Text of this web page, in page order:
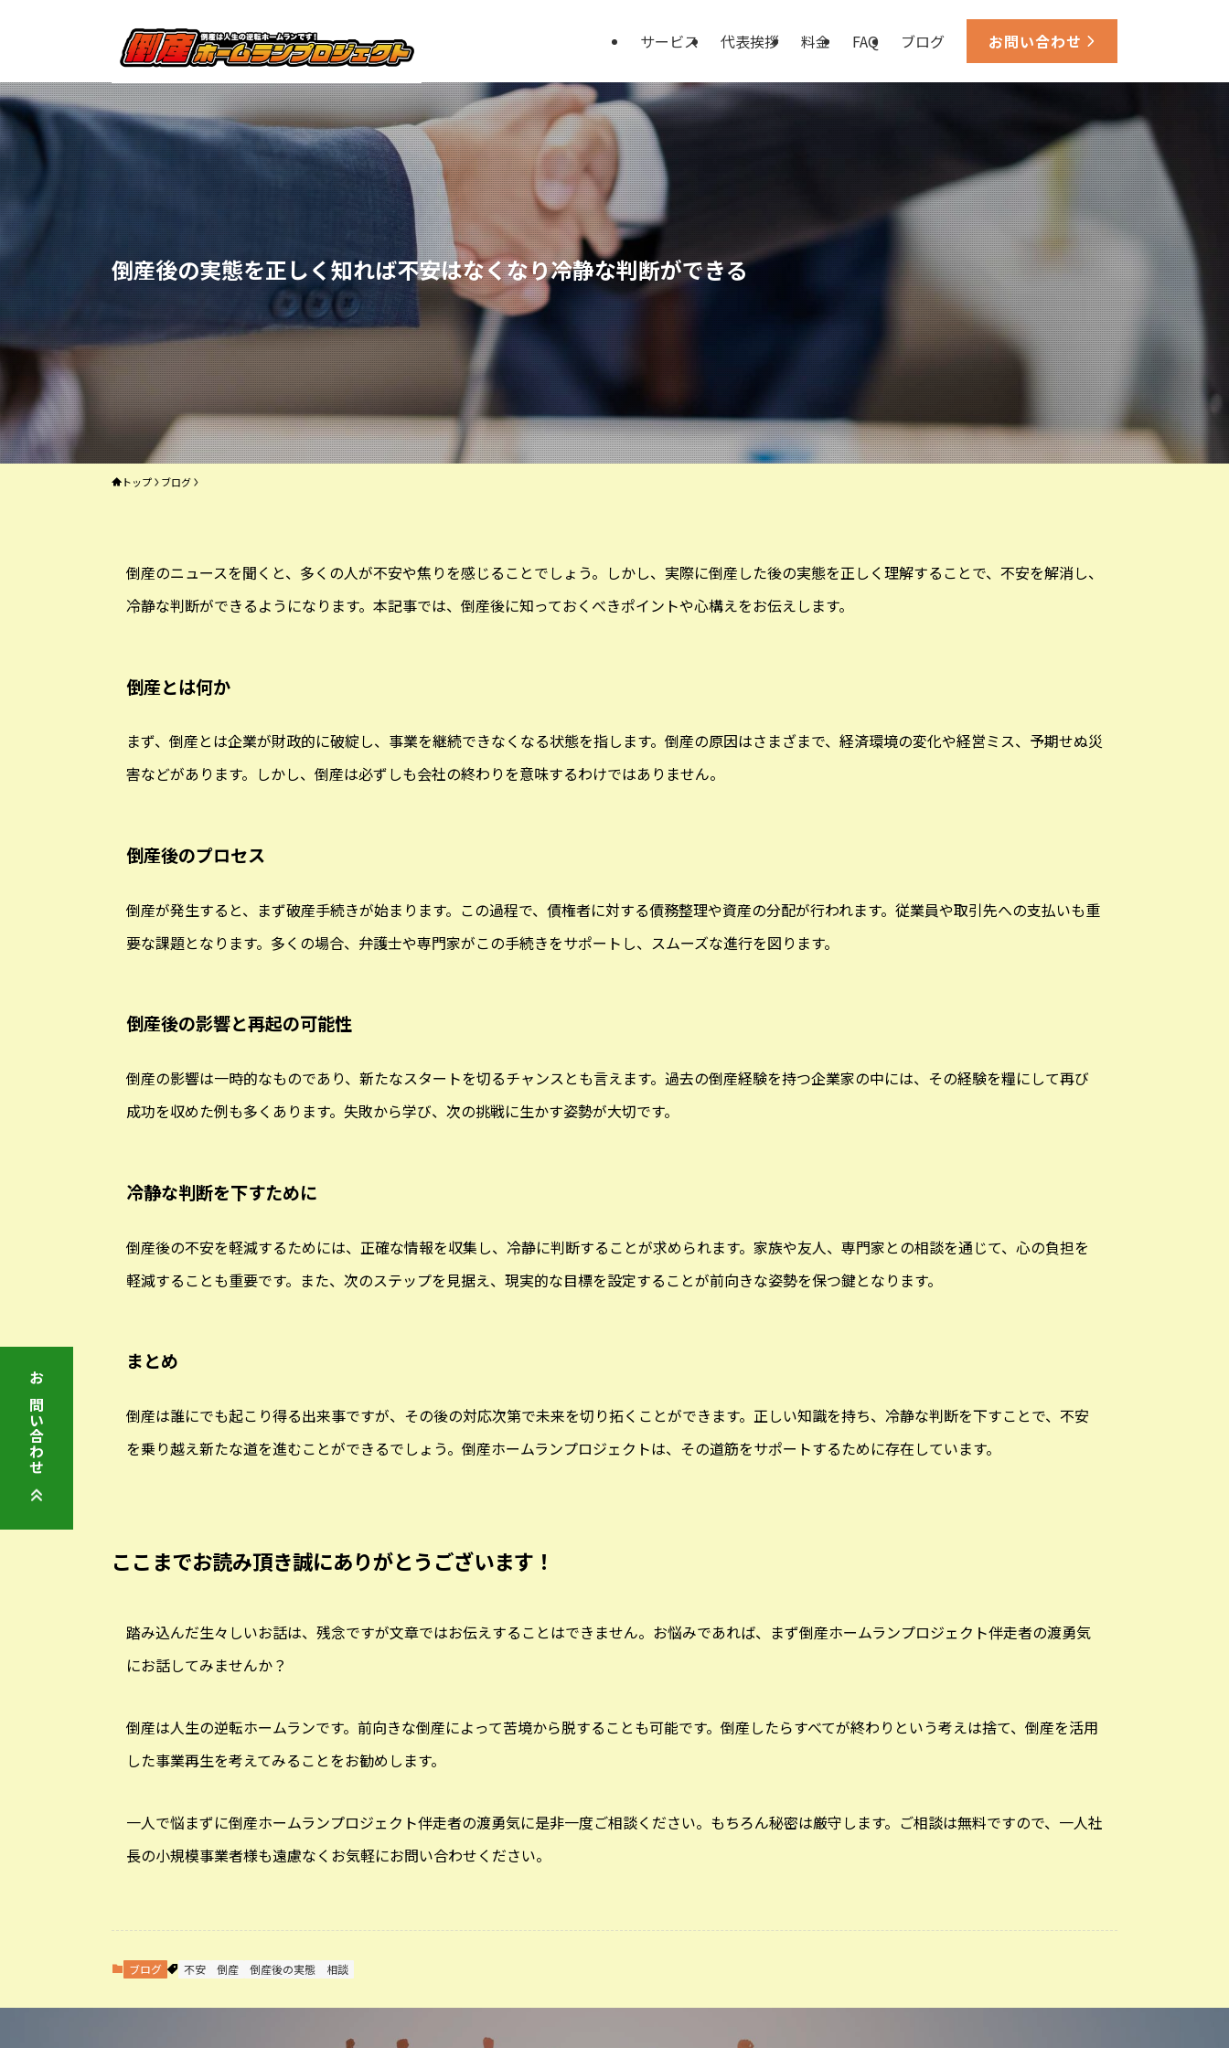
お問い合わせ
サービス 代表挨拶 料金 FAQ ブログ お問い合わせ
倒産後の実態を正しく知れば不安はなくなり冷静な判断ができる
トップ ブログ
倒産のニュースを聞くと、多くの人が不安や焦りを感じることでしょう。しかし、実際に倒産した後の実態を正しく理解することで、不安を解消し、
冷静な判断ができるようになります。本記事では、倒産後に知っておくべきポイントや心構えをお伝えします。
倒産とは何か
まず、倒産とは企業が財政的に破綻し、事業を継続できなくなる状態を指します。倒産の原因はさまざまで、経済環境の変化や経営ミス、予期せぬ災
害などがあります。しかし、倒産は必ずしも会社の終わりを意味するわけではありません。
倒産後のプロセス
倒産が発生すると、まず破産手続きが始まります。この過程で、債権者に対する債務整理や資産の分配が行われます。従業員や取引先への支払いも重
要な課題となります。多くの場合、弁護士や専門家がこの手続きをサポートし、スムーズな進行を図ります。
倒産後の影響と再起の可能性
倒産の影響は一時的なものであり、新たなスタートを切るチャンスとも言えます。過去の倒産経験を持つ企業家の中には、その経験を糧にして再び
成功を収めた例も多くあります。失敗から学び、次の挑戦に生かす姿勢が大切です。
冷静な判断を下すために
倒産後の不安を軽減するためには、正確な情報を収集し、冷静に判断することが求められます。家族や友人、専門家との相談を通じて、心の負担を
軽減することも重要です。また、次のステップを見据え、現実的な目標を設定することが前向きな姿勢を保つ鍵となります。
まとめ
倒産は誰にでも起こり得る出来事ですが、その後の対応次第で未来を切り拓くことができます。正しい知識を持ち、冷静な判断を下すことで、不安
を乗り越え新たな道を進むことができるでしょう。倒産ホームランプロジェクトは、その道筋をサポートするために存在しています。
ここまでお読み頂き誠にありがとうございます！
踏み込んだ生々しいお話は、残念ですが文章ではお伝えすることはできません。お悩みであれば、まず倒産ホームランプロジェクト伴走者の渡勇気
にお話してみませんか？
倒産は人生の逆転ホームランです。前向きな倒産によって苦境から脱することも可能です。倒産したらすべてが終わりという考えは捨て、倒産を活用
した事業再生を考えてみることをお勧めします。
一人で悩まずに倒産ホームランプロジェクト伴走者の渡勇気に是非一度ご相談ください。もちろん秘密は厳守します。ご相談は無料ですので、一人社
長の小規模事業者様も遠慮なくお気軽にお問い合わせください。
ブログ 不安 倒産 倒産後の実態 相談